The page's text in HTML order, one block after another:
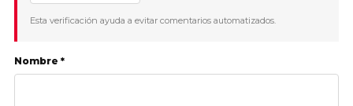
Esta verificación ayuda a evitar comentarios automatizados.
Nombre *